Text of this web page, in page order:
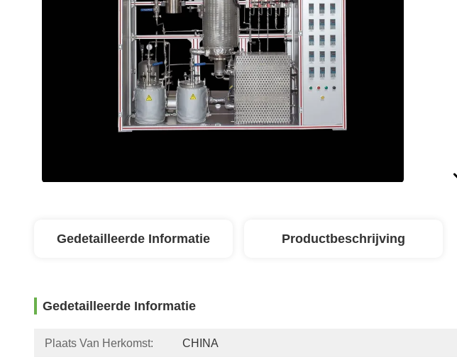
Gedetailleerde Informatie Productbeschrijving
Gedetailleerde Informatie
Plaats Van Herkomst: CHINA